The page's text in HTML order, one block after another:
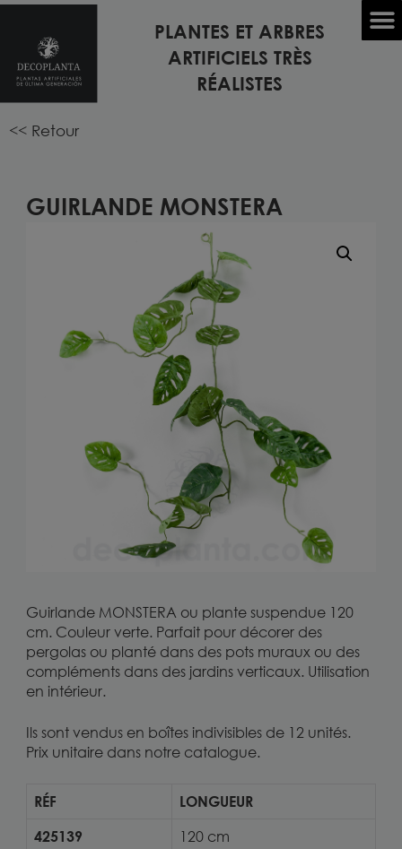
PLANTES ET ARBRES
ARTIFICIELS TRÈS
RÉALISTES
Accueil PLANTES ARTIFICIELLES/PLANTES SUSPENDUES
ARTIFICIELLES
/ Guirlande MONSTERA
<< Retour
GUIRLANDE MONSTERA
Guirlande MONSTERA ou plante suspendue 120
cm. Couleur verte. Parfait pour décorer des
pergolas ou planté dans des pots muraux ou des
compléments dans des jardins verticaux. Utilisation
en intérieur.
Ils sont vendus en boîtes indivisibles de 12 unités.
Prix unitaire dans notre catalogue.
RÉF
LONGUEUR
425139
120 cm